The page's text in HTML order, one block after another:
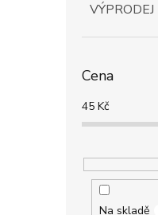
VÝPRODEJ
Cena
45 Kč
Na skladě